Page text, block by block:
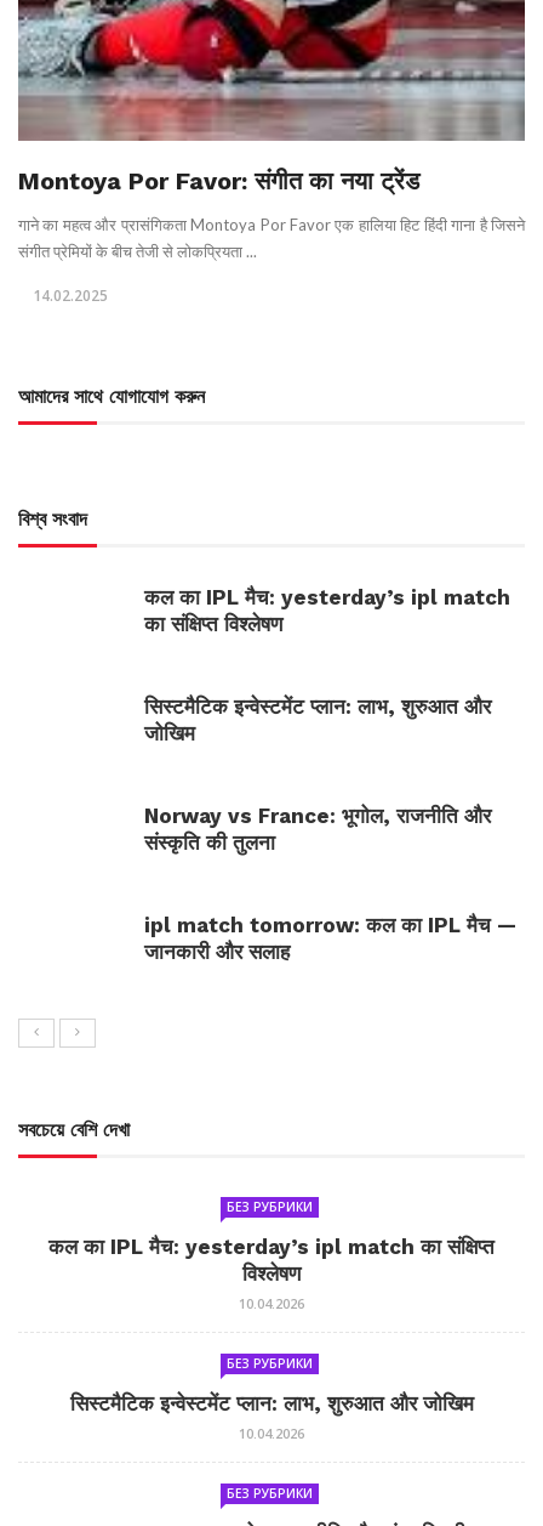
Montoya Por Favor: संगीत का नया ट्रेंड
गाने का महत्व और प्रासंगिकता Montoya Por Favor एक हालिया हिट हिंदी गाना है जिसने
संगीत प्रेमियों के बीच तेजी से लोकप्रियता ...
14.02.2025
আমাদের সাথে যোগাযোগ করুন
বিশ্ব সংবাদ
कल का IPL मैच: yesterday’s ipl match
का संक्षिप्त विश्लेषण
सिस्टमैटिक इन्वेस्टमेंट प्लान: लाभ, शुरुआत और
जोखिम
Norway vs France: भूगोल, राजनीति और
संस्कृति की तुलना
ipl match tomorrow: कल का IPL मैच —
जानकारी और सलाह
সবচেয়ে বেশি দেখা
БЕЗ РУБРИКИ
कल का IPL मैच: yesterday’s ipl match का संक्षिप्त
विश्लेषण
10.04.2026
БЕЗ РУБРИКИ
सिस्टमैटिक इन्वेस्टमेंट प्लान: लाभ, शुरुआत और जोखिम
10.04.2026
БЕЗ РУБРИКИ